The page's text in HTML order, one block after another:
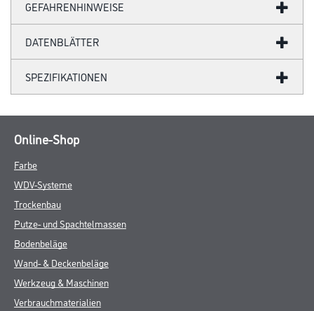
GEFAHRENHINWEISE
DATENBLÄTTER
SPEZIFIKATIONEN
Online-Shop
Farbe
WDV-Systeme
Trockenbau
Putze- und Spachtelmassen
Bodenbeläge
Wand- & Deckenbeläge
Werkzeug & Maschinen
Verbrauchmaterialien